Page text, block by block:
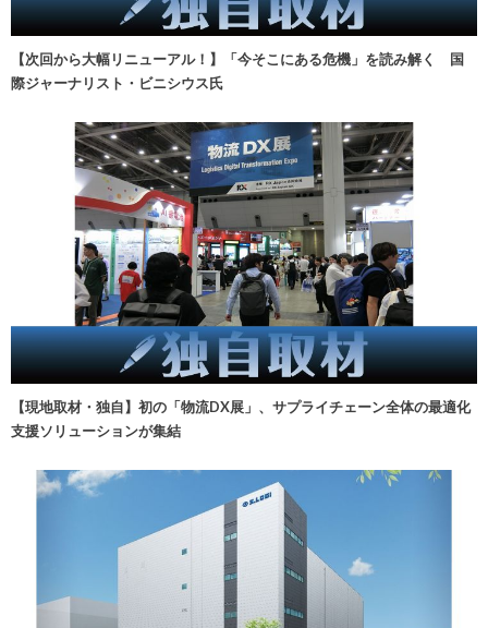
【次回から大幅リニューアル！】「今そこにある危機」を読み解く 国
際ジャーナリスト・ビニシウス氏
【現地取材・独自】初の「物流DX展」、サプライチェーン全体の最適化
支援ソリューションが集結